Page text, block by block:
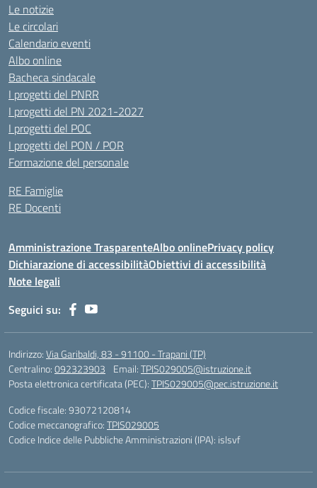
Le notizie
Le circolari
Calendario eventi
Albo online
Bacheca sindacale
I progetti del PNRR
I progetti del PN 2021-2027
I progetti del POC
I progetti del PON / POR
Formazione del personale
RE Famiglie
RE Docenti
Amministrazione TrasparenteAlbo onlinePrivacy policy
Dichiarazione di accessibilitàObiettivi di accessibilità
Note legali
Seguici su:
Indirizzo:Via Garibaldi, 83 - 91100 - Trapani (TP)
Centralino:092323903 Email:TPIS029005@istruzione.it
Posta elettronica certificata (PEC):TPIS029005@pec.istruzione.it
Codice fiscale: 93072120814
Codice meccanografico:TPIS029005
Codice Indice delle Pubbliche Amministrazioni (IPA): islsvf